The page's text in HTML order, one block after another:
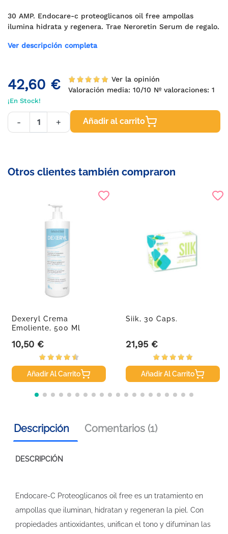
30 AMP. Endocare-c proteoglicanos oil free ampollas
ilumina hidrata y regenera. Trae Neroretin Serum de regalo.
Ver descripción completa
42,60 €
Ver la opinión
Valoración media: 10/10 Nº valoraciones: 1
¡En Stock!
- + Añadir al carrito
Otros clientes también compraron
Dexeryl Crema
Emoliente, 500 Ml
Precio
10,50 €
Añadir Al Carrito
Siik, 30 Caps.
Precio
21,95 €
Añadir Al Carrito
Descripción Comentarios (1)
DESCRIPCIÓN
Endocare-C Proteoglicanos oil free es un tratamiento en
ampollas que iluminan, hidratan y regeneran la piel. Con
propiedades antioxidantes, unifican el tono y difuminan las